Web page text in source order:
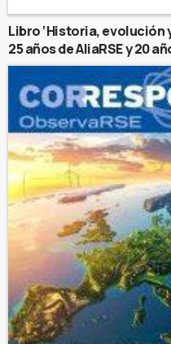
Libro ‘Historia, evolución
25 años de AliaRSE y 20